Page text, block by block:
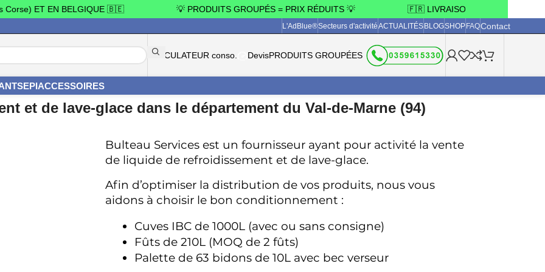
ET EN BELGIQUE 🇧🇪 💡 PRODUITS GROUPÉS = PRIX RÉDUITS 💡 🇫🇷 LIVRAISON OFFERTE 3 JOURS
L'AdBlue®Secteurs d'activitéACTUALITÉSBLOGSHOPFAQContact
CALCULATEUR conso. DevisPRODUITS GROUPÉES
EPIACCESSOIRES
et de lave-glace dans le département du Val-de-Marne (94)
Bulteau Services est un fournisseur ayant pour activité la vente
de liquide de refroidissement et de lave-glace.
Afin d’optimiser la distribution de vos produits, nous vous
aidons à choisir le bon conditionnement :
Cuves IBC de 1000L (avec ou sans consigne)
Fûts de 210L (MOQ de 2 fûts)
Palette de 63 bidons de 10L avec bec verseur